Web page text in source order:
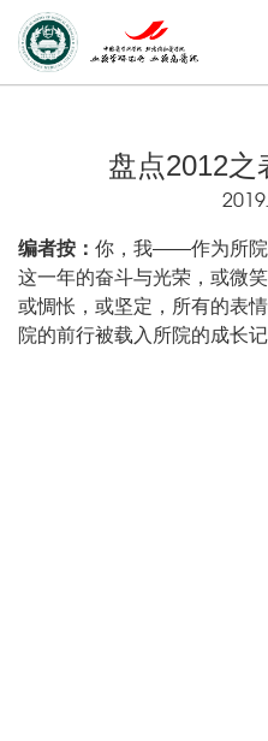
盘点2012之
编者按： 你，我——作为所院
这一年的奋斗与光荣，或微
或惆怅，或坚定，所有的表
院的前行被载入所院的成长记